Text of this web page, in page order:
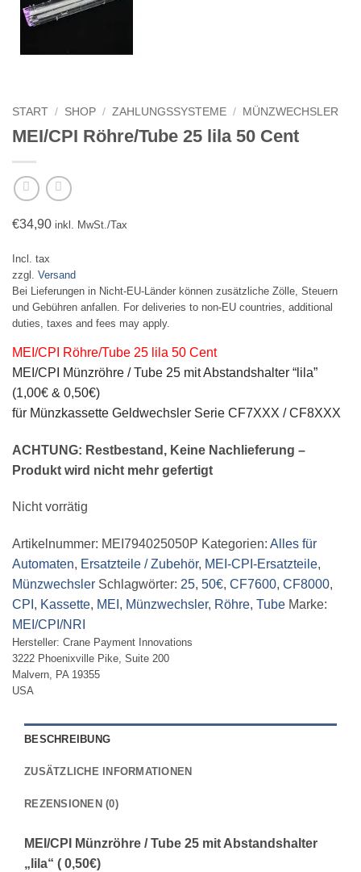
START / SHOP / ZAHLUNGSSYSTEME / MÜNZWECHSLER
MEI/CPI Röhre/Tube 25 lila 50 Cent
€34,90 inkl. MwSt./Tax
Incl. tax
zzgl. Versand
Bei Lieferungen in Nicht-EU-Länder können zusätzliche Zölle, Steuern
und Gebühren anfallen. For deliveries to non-EU countries, additional
duties, taxes and fees may apply.
MEI/CPI Röhre/Tube 25 lila 50 Cent
MEI/CPI Münzröhre / Tube 25 mit Abstandshalter “lila”
(1,00€ & 0,50€)
für Münzkassette Geldwechsler Serie CF7XXX / CF8XXX
ACHTUNG: Restbestand, Keine Nachlieferung –
Produkt wird nicht mehr gefertigt
Nicht vorrätig
Artikelnummer: MEI794025050P Kategorien: Alles für
Automaten, Ersatzteile / Zubehör, MEI-CPI-Ersatzteile,
Münzwechsler Schlagwörter: 25, 50€, CF7600, CF8000,
CPI , Kassette, MEI , Münzwechsler, Röhre, Tube Marke:
MEI/CPI/NRI
Hersteller: Crane Payment Innovations
3222 Phoenixville Pike, Suite 200
Malvern, PA 19355
USA
BESCHREIBUNG
ZUSÄTZLICHE INFORMATIONEN
REZENSIONEN (0)
MEI/CPI Münzröhre / Tube 25 mit Abstandshalter
„lila“ ( 0,50€)